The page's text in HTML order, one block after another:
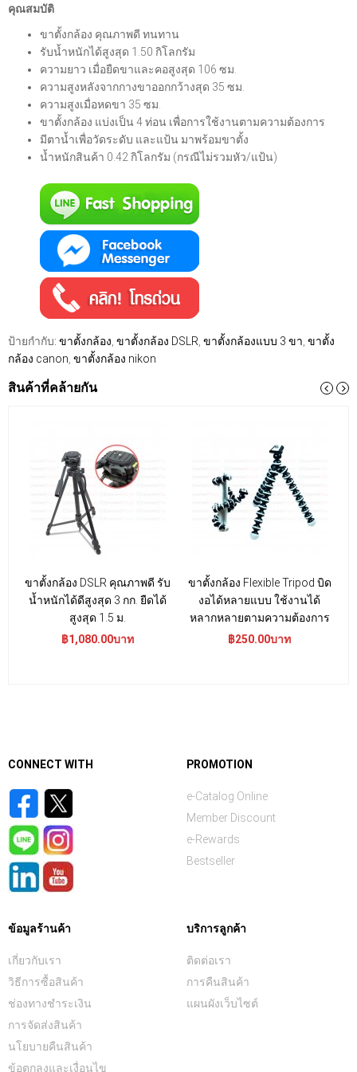
คุณสมบัติ
ขาตั้งกล้อง คุณภาพดี ทนทาน
รับน้ำหนักได้สูงสุด 1.50 กิโลกรัม
ความยาว เมื่อยืดขาและคอสูงสุด 106 ซม.
ความสูงหลังจากกางขาออกกว้างสุด 35 ซม.
ความสูงเมื่อหดขา 35 ซม.
ขาตั้งกล้อง แบ่งเป็น 4 ท่อน เพื่อการใช้งานตามความต้องการ
มีตาน้ำเพื่อวัดระดับ และแป้น มาพร้อมขาตั้ง
น้ำหนักสินค้า 0.42 กิโลกรัม (กรณีไม่รวมหัว/แป้น)
ป้ายกำกับ: ขาตั้งกล้อง ขาตั้งกล้อง DSLR ขาตั้งกล้องแบบ 3 ขา ขาตั้ง
กล้อง canon ขาตั้งกล้อง nikon
สินค้าที่คล้ายกัน
ขาตั้งกล้อง DSLR คุณภาพดี รับ
น้ำหนักได้ดีสูงสุด 3 กก. ยืดได้
สูงสุด 1.5 ม.
฿1,080.00บาท
ขาตั้งกล้อง Flexible Tripod บิด
งอได้หลายแบบ ใช้งานได้
หลากหลายตามความต้องการ
฿250.00บาท
CONNECT WITH PROMOTION
e-Catalog Online
Member Discount
e-Rewards
Bestseller
ข้อมูลร้านค้า
เกี่ยวกับเรา
วิธีการซื้อสินค้า
ช่องทางชำระเงิน
การจัดส่งสินค้า
นโยบายคืนสินค้า
ข้อตกลงและเงื่อนไข
บริการลูกค้า
ติดต่อเรา
การคืนสินค้า
แผนผังเว็บไซต์